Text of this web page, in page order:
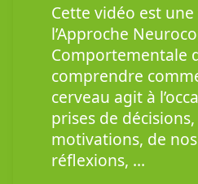
Cette vidéo est
l’Approche
Comportementale
comprendre
cerveau agit à
prises de
motivations, de
réflexions, …